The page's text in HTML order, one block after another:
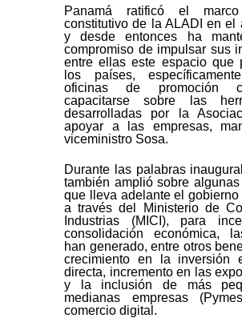
Panamá ratificó el
constitutivo de la ALADI en el
y desde entonces ha
compromiso de impulsar sus
entre ellas este espacio que
los países,
oficinas de promoción
capacitarse sobre las
desarrolladas por la
apoyar a las empresas,
viceministro Sosa.
Durante las palabras
también amplió sobre
que lleva adelante el gobierno
a través del Ministerio de
Industrias (MICI), para
consolidación económica,
han generado, entre otros
crecimiento en la inversión
directa, incremento en las
y la inclusión de más
medianas empresas
comercio digital.